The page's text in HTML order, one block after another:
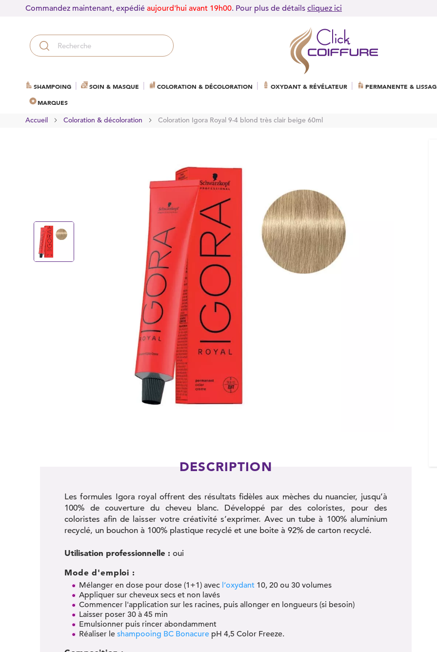
Commandez maintenant, expédié aujourd'hui avant 19h00. Pour plus de détails cliquez ici
SHAMPOING SOIN & MASQUE COLORATION & DÉCOLORATION OXYDANT & RÉVÉLATEUR PERMANENTE &
MARQUES
Accueil Coloration & décoloration Coloration Igora Royal 9-4 blond très clair beige 60ml
DESCRIPTION
Les formules Igora royal offrent des résultats fidèles aux mèches du nuancier, jusqu’à
100% de couverture du cheveu blanc. Développé par des coloristes, pour des
coloristes afin de laisser votre créativité s’exprimer. Avec un tube à 100% aluminium
recyclé, un bouchon à 100% plastique recyclé et une boite à 92% de carton recyclé.
Utilisation professionnelle : oui
Mode d'emploi :
Mélanger en dose pour dose (1+1) avec l’oxydant 10, 20 ou 30 volumes
Appliquer sur cheveux secs et non lavés
Commencer l'application sur les racines, puis allonger en longueurs (si besoin)
Laisser poser 30 à 45 min
Emulsionner puis rincer abondamment
Réaliser le shampooing BC Bonacure pH 4,5 Color Freeze.